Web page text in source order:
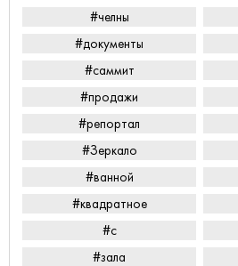
#челны
#документы
#саммит
#продажи
#репортал
#Зеркало
#ванной
#квадратное
#с
#зала